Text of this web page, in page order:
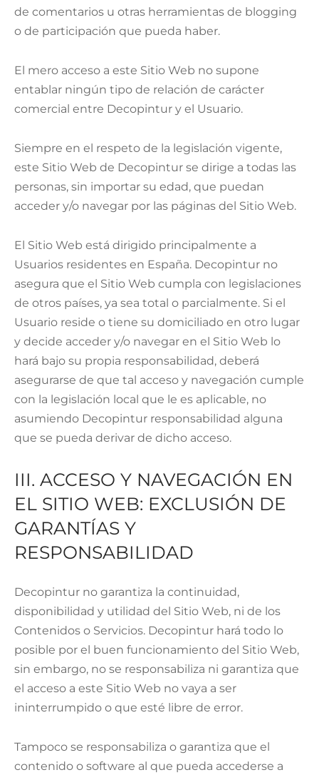
de comentarios u otras herramientas de blogging
o de participación que pueda haber.
El mero acceso a este Sitio Web no supone
entablar ningún tipo de relación de carácter
comercial entre Decopintur y el Usuario.
Siempre en el respeto de la legislación vigente,
este Sitio Web de Decopintur se dirige a todas las
personas, sin importar su edad, que puedan
acceder y/o navegar por las páginas del Sitio Web.
El Sitio Web está dirigido principalmente a
Usuarios residentes en España. Decopintur no
asegura que el Sitio Web cumpla con legislaciones
de otros países, ya sea total o parcialmente. Si el
Usuario reside o tiene su domiciliado en otro lugar
y decide acceder y/o navegar en el Sitio Web lo
hará bajo su propia responsabilidad, deberá
asegurarse de que tal acceso y navegación cumple
con la legislación local que le es aplicable, no
asumiendo Decopintur responsabilidad alguna
que se pueda derivar de dicho acceso.
III. ACCESO Y NAVEGACIÓN EN
EL SITIO WEB: EXCLUSIÓN DE
GARANTÍAS Y
RESPONSABILIDAD
Decopintur no garantiza la continuidad,
disponibilidad y utilidad del Sitio Web, ni de los
Contenidos o Servicios. Decopintur hará todo lo
posible por el buen funcionamiento del Sitio Web,
sin embargo, no se responsabiliza ni garantiza que
el acceso a este Sitio Web no vaya a ser
ininterrumpido o que esté libre de error.
Tampoco se responsabiliza o garantiza que el
contenido o software al que pueda accederse a